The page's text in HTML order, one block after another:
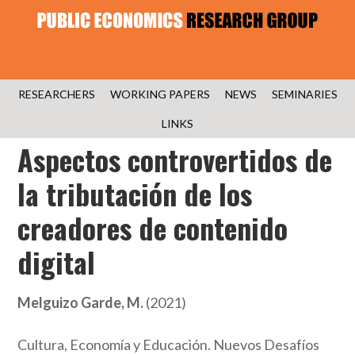
RESEARCHERS WORKING PAPERS NEWS SEMINARIES
LINKS
Aspectos controvertidos de
la tributación de los
creadores de contenido
digital
Melguizo Garde, M.(2021)
Cultura, Economía y Educación. Nuevos Desafíos